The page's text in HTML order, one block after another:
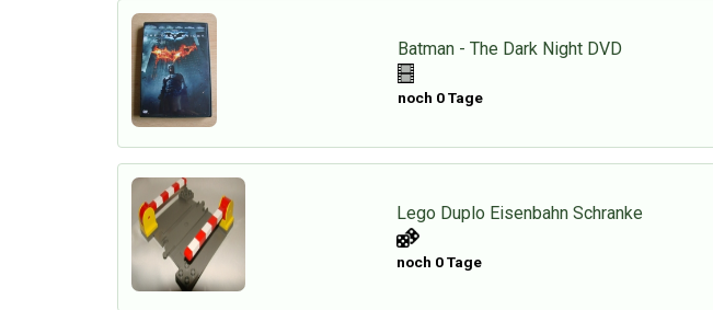
Batman - The Dark Night DVD
noch 0 Tage
Lego Duplo Eisenbahn Schranke
noch 0 Tage